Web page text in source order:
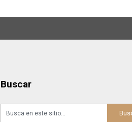
Buscar